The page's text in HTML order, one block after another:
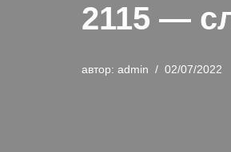
2115 —
автор: admin 02/07/2022